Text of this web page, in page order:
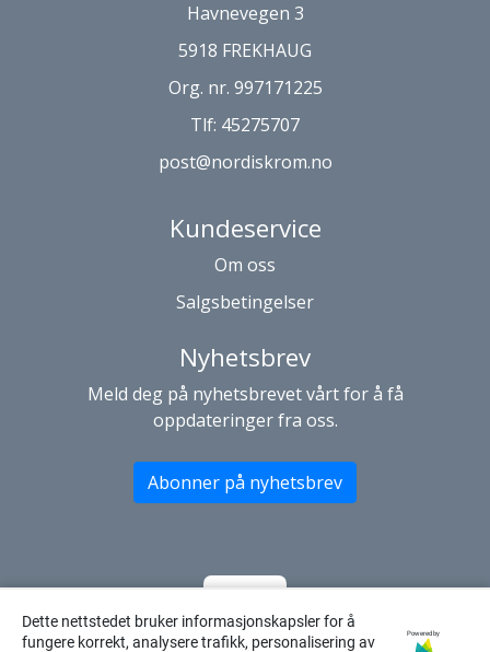
Dette nettstedet bruker informasjonskapsler for å
fungere korrekt, analysere trafikk, personalisering av
Powered by
Havnevegen 3
5918 FREKHAUG
Org. nr. 997171225
Tlf: 45275707
post@nordiskrom.no
Kundeservice
Om oss
Salgsbetingelser
Nyhetsbrev
Meld deg på nyhetsbrevet vårt for å få
oppdateringer fra oss.
Abonner på nyhetsbrev